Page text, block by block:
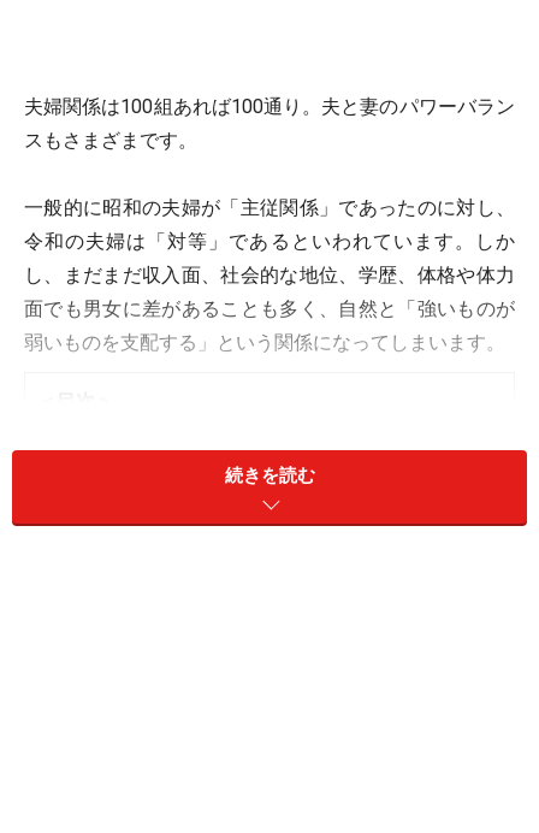
夫婦関係は100組あれば100通り。夫と妻のパワーバラン
スもさまざまです。
一般的に昭和の夫婦が「主従関係」であったのに対し、
令和の夫婦は「対等」であるといわれています。しか
し、まだまだ収入面、社会的な地位、学歴、体格や体力
面でも男女に差があることも多く、自然と「強いものが
弱いものを支配する」という関係になってしまいます。
家庭を支配する「テイカー」、搾取される「ギバー」
新たな支配方法「ガスライティング」とは？「モラハ
ラ」との違い
続きを読む